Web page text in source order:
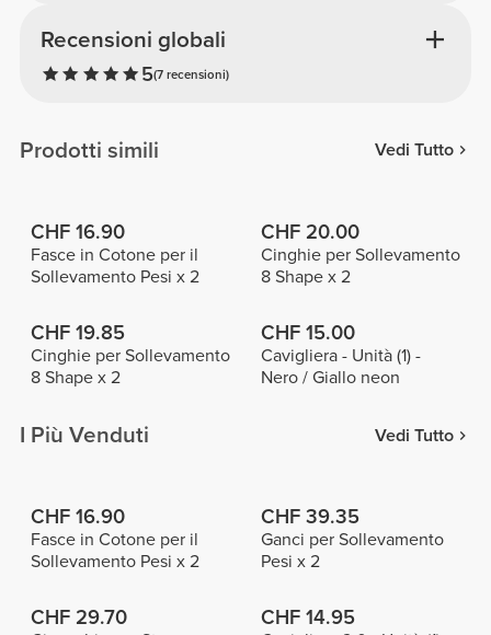
Recensioni globali
5(7 recensioni)
Prodotti simili Vedi Tutto
CHF 16.90
Fasce in Cotone per il
Sollevamento Pesi x 2
CHF 20.00
Cinghie per Sollevamento
8 Shape x 2
CHF 19.85
Cinghie per Sollevamento
8 Shape x 2
CHF 15.00
Cavigliera - Unità (1) -
Nero / Giallo neon
I Più Venduti Vedi Tutto
CHF 16.90
Fasce in Cotone per il
Sollevamento Pesi x 2
CHF 39.35
Ganci per Sollevamento
Pesi x 2
CHF 29.70 CHF 14.95